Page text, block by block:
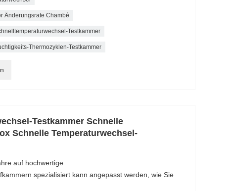
Änderungsrate Chambé
Testkammer
Thermozyklen-Testkammer
Testkammer Schnelle
Schnelle Temperaturwechsel-
auf hochwertige
spezialisiert kann angepasst werden, wie Sie